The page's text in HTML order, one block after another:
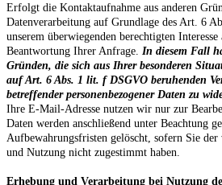
Erfolgt die Kontaktaufnahme aus anderen
Datenverarbeitung auf Grundlage des Art. 6
unserem überwiegenden berechtigten
Beantwortung Ihrer Anfrage. In diesem Fall
Gründen, die sich aus Ihrer besonderen
auf Art. 6 Abs. 1 lit. f DSGVO beruhenden
betreffender personenbezogener Daten zu
Ihre E-Mail-Adresse nutzen wir nur zur
Daten werden anschließend unter Beachtung
Aufbewahrungsfristen gelöscht, sofern Sie der
und Nutzung nicht zugestimmt haben.
Erhebung und Verarbeitung bei Nutzung